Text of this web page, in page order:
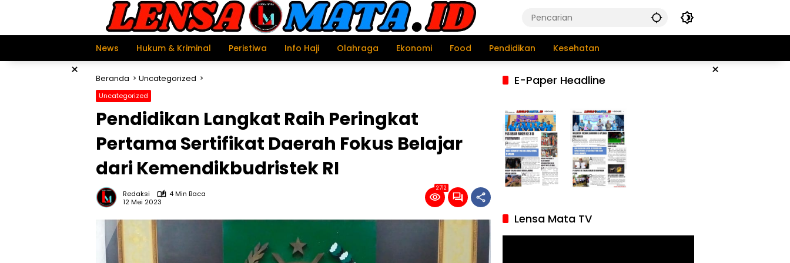
News
Hukum & Kriminal Peristiwa Info Haji Olahraga Ekonomi Food Pendidikan Kesehatan
× ×
Beranda Uncategorized
Uncategorized
Pendidikan Langkat Raih Peringkat
Pertama Sertifikat Daerah Fokus Belajar
dari Kemendikbudristek RI
Redaksi
4 Min Baca
12 Mei 2023
2712
E-Paper Headline
Lensa Mata TV